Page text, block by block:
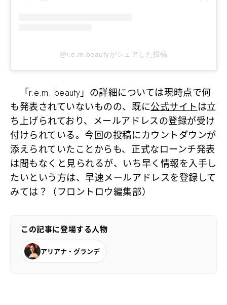
@r.e.m.beautyがシェアした投稿
「r.e.m. beauty」の詳細については現時点で何
も発表されていないものの、既に公式サイトは立
ち上げられており、メールアドレスの登録が受け
付けられている。今回の投稿にカウントダウンが
添えられていたことからも、正式なローンチ発表
は間もなくと見られるが、いち早く情報を入手し
たいという方は、早速メールアドレスを登録して
みては？（フロントロウ編集部）
この記事に登場する人物
アリアナ・グランデ